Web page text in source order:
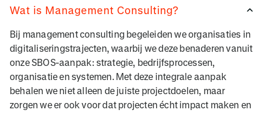
Wat is Management Consulting?
Bij management consulting begeleiden we organisaties in
digitaliseringstrajecten, waarbij we deze benaderen vanuit
onze SBOS-aanpak: strategie, bedrijfsprocessen,
organisatie en systemen. Met deze integrale aanpak
behalen we niet alleen de juiste projectdoelen, maar
zorgen we er ook voor dat projecten écht impact maken en